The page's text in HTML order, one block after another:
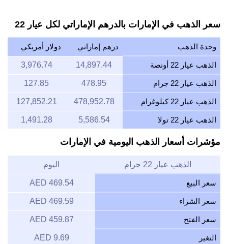
سعر الذهب في الإمارات بالدرهم الإماراتي لكل عيار 22
وحدة الذهب درهم إماراتي دولار أمريكي
الذهب عيار 22 أونصة 14,897.44
3,976.74
الذهب عيار 22 جرام 478.95
127.85
الذهب عيار 22 كيلوغرام 478,952.78
127,852.21
الذهب عيار 22 تولا 5,586.54
1,491.28
مؤشرات أسعار الذهب اليومية في الإمارات
الذهب عيار 22 جرام اليوم
سعر البيع 469.54 AED
سعر الشراء 469.59 AED
سعر الفتح 459.87 AED
التغير 9.69 AED